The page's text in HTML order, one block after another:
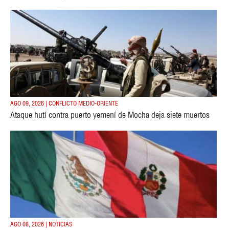
AGO 09, 2026 | CONFLICTO MEDIO-ORIENTE
Ataque hutí contra puerto yemení de Mocha deja siete muertos
AGO 08, 2026 | NOTICIAS